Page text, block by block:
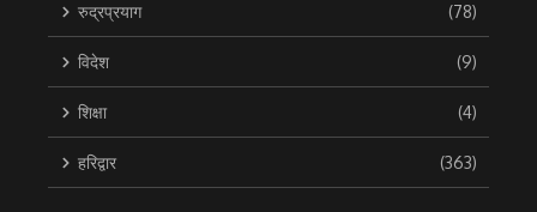
रुद्रप्रयाग (78)
विदेश (9)
शिक्षा (4)
हरिद्वार (363)